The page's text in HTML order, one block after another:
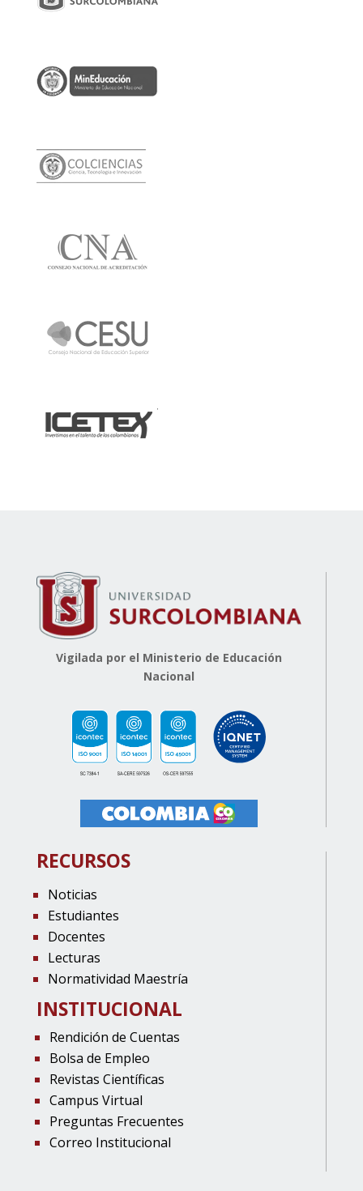
Vigilada por el Ministerio de Educación
Nacional
RECURSOS
Noticias
Estudiantes
Docentes
Lecturas
Normatividad Maestría
INSTITUCIONAL
Rendición de Cuentas
Bolsa de Empleo
Revistas Científicas
Campus Virtual
Preguntas Frecuentes
Correo Institucional